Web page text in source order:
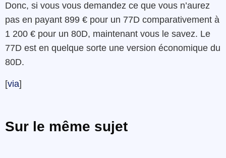
Donc, si vous vous demandez ce que vous n’aurez
pas en payant 899 € pour un 77D comparativement à
1 200 € pour un 80D, maintenant vous le savez. Le
77D est en quelque sorte une version économique du
80D.
[via]
Sur le même sujet